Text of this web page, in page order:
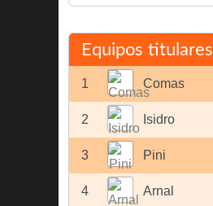
Equipos titulares
1 Comas
2 Isidro
3 Pini
4 Arnal